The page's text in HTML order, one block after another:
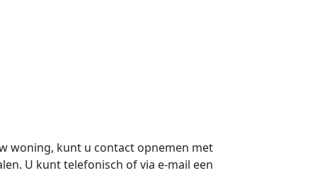
woning, kunt u contact opnemen met
U kunt telefonisch of via e-mail een